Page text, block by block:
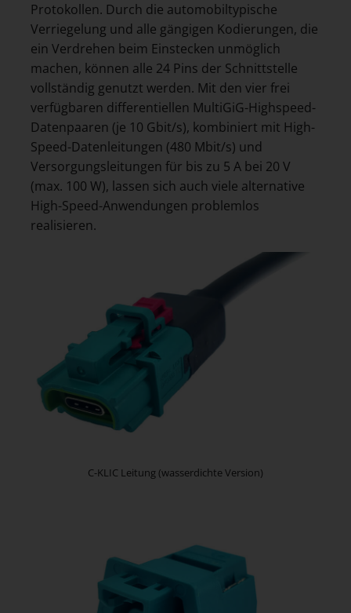
Protokollen. Durch die automobiltypische
Verriegelung und alle gängigen Kodierungen, die
ein Verdrehen beim Einstecken unmöglich
machen, können alle 24 Pins der Schnittstelle
vollständig genutzt werden. Mit den vier frei
verfügbaren differentiellen MultiGiG-Highspeed-
Datenpaaren (je 10 Gbit/s), kombiniert mit High-
Speed-Datenleitungen (480 Mbit/s) und
Versorgungsleitungen für bis zu 5 A bei 20 V
(max. 100 W), lassen sich auch viele alternative
High-Speed-Anwendungen problemlos
realisieren.
C-KLIC Leitung (wasserdichte Version)